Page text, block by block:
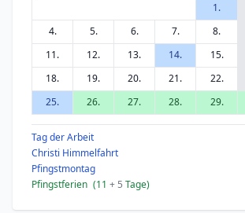
1.
4.
5. 6. 7. 8.
11.
12. 13. 14. 15.
18.
19. 20. 21. 22.
25.
26. 27. 28. 29.
Tag der Arbeit
Christi Himmelfahrt
Pfingstmontag
Pfingstferien (11 + 5 Tage)